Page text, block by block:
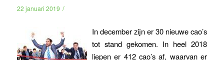
22 januari 2019 /
In december zijn er 30 nieuwe cao’s
tot stand gekomen. In heel 2018
liepen er 412 cao’s af, waarvan er